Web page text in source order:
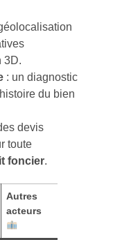
3D.
: un diagnostic
du bien
devis
toute
foncier.
Autres
acteurs